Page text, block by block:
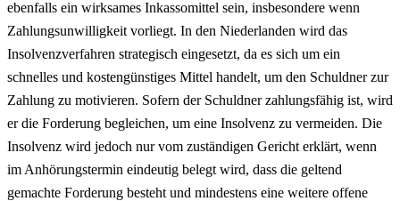
ebenfalls ein wirksames Inkassomittel sein, insbesondere wenn
Zahlungsunwilligkeit vorliegt. In den Niederlanden wird das
Insolvenzverfahren strategisch eingesetzt, da es sich um ein
schnelles und kostengünstiges Mittel handelt, um den Schuldner zur
Zahlung zu motivieren. Sofern der Schuldner zahlungsfähig ist, wird
er die Forderung begleichen, um eine Insolvenz zu vermeiden. Die
Insolvenz wird jedoch nur vom zuständigen Gericht erklärt, wenn
im Anhörungstermin eindeutig belegt wird, dass die geltend
gemachte Forderung besteht und mindestens eine weitere offene